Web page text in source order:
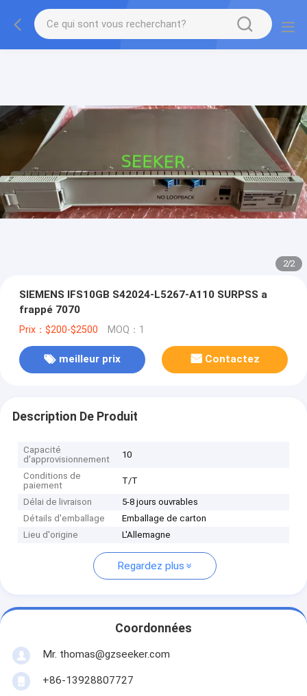
2/2
SIEMENS IFS10GB S42024-L5267-A110 SURPSS a
frappé 7070
Prix：$200-$2500 MOQ：1
meilleur prix Contactez
Description De Produit
Capacité
d'approvisionnement
10
Conditions de
paiement
T/T
Délai de livraison
5-8 jours ouvrables
Détails d'emballage
Emballage de carton
Lieu d'origine
L'Allemagne
Regardez plus
Coordonnées
Mr. thomas@gzseeker.com
+86-13928807727